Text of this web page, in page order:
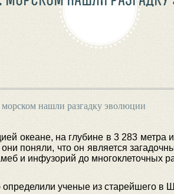
нашли разгадку эволюции
океане, на глубине в 3 283
поняли, что он является
и инфузорий до многоклеточных
ученые из старейшего в